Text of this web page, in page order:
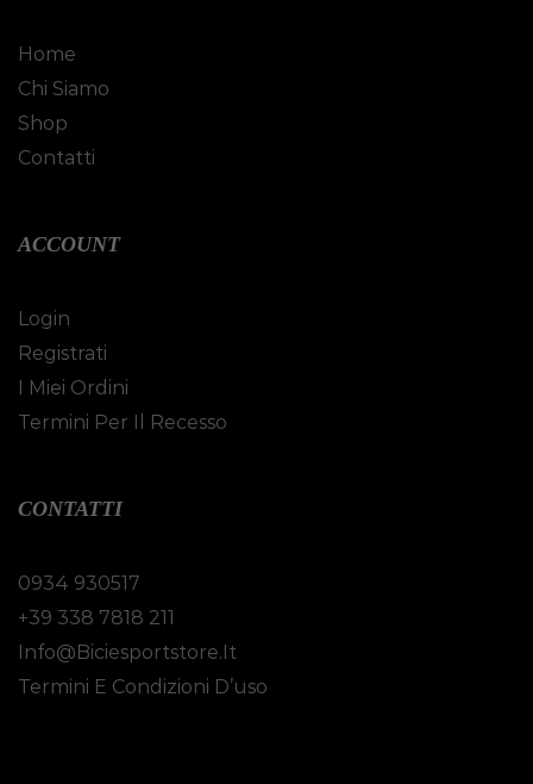
Home
Chi Siamo
Shop
Contatti
ACCOUNT
Login
Registrati
I Miei Ordini
Termini Per Il Recesso
CONTATTI
0934 930517
+39 338 7818 211
Info@biciesportstore.it
Termini E Condizioni D’uso